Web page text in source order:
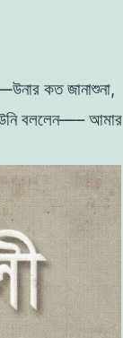
উনার কতজানাশুনা,
বললেন—– আমার